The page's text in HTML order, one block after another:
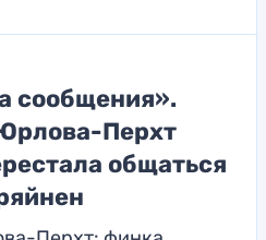
сообщения».
Перхт
общаться